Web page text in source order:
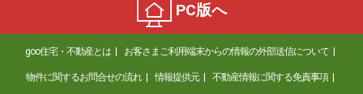
PC版へ
goo住宅・不動産とは お客さまご利用端末からの情報の外部送信について
物件に関するお問合せの流れ 情報提供元 不動産情報に関する免責事項